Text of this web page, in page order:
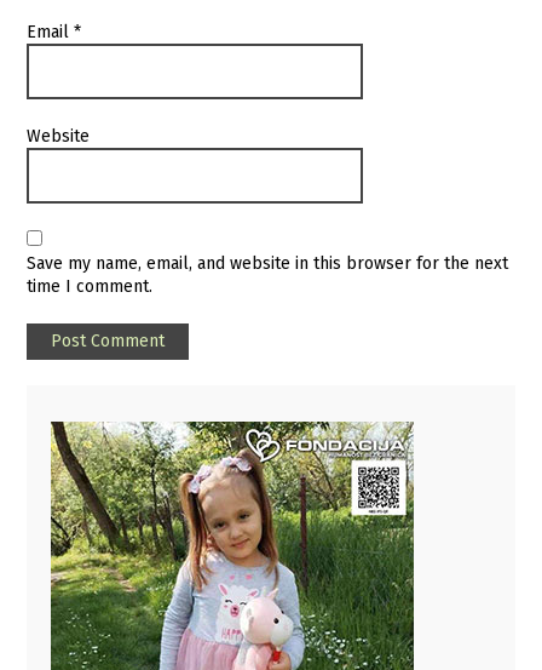
Email*
Website
Save my name, email, and website in this browser for the next
time I comment.